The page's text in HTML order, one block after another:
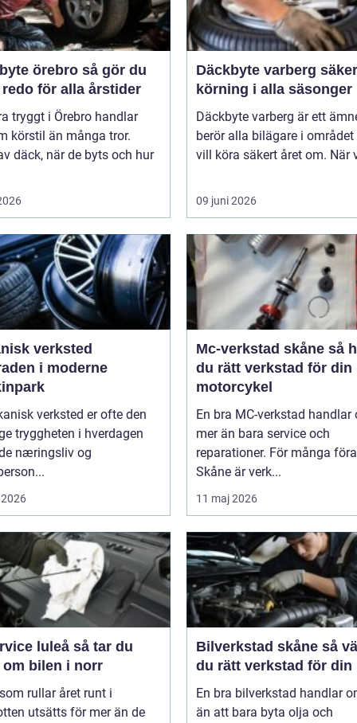
örebro så gör du
för alla årstider
tryggt i Örebro handlar
körstil än många tror.
däck, när de byts och hur
Däckbyte varberg säker
körning i alla säsonger
Däckbyte varberg är ett
berör alla bilägare i
vill köra säkert året om. När
09 juni 2026
verksted
i moderne
verksted er ofte den
tryggheten i hverdagen
næringsliv og
Mc-verkstad skåne så hittar
du rätt verkstad för din
motorcykel
En bra MC-verkstad handlar
mer än bara service och
reparationer. För många
Skåne är verk...
11 maj 2026
luleå så tar du
om bilen i norr
rullar året runt i
utsätts för mer än de
Bilverkstad skåne så väljer
du rätt verkstad för din
En bra bilverkstad handlar
än att bara byta olja och